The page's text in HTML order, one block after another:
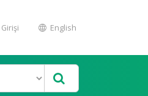
Girişi English